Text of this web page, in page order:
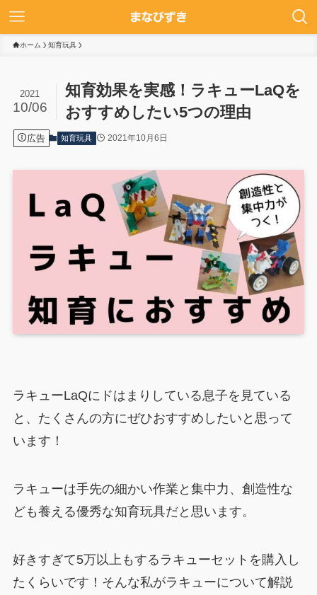
ホーム 知育玩具
知育効果を実感！ラキューLaQを
おすすめしたい5つの理由
2021
10/06
広告 知育玩具 2021年10月6日
ラキューLaQにドはまりしている息子を見ている
と、たくさんの方にぜひおすすめしたいと思って
います！
ラキューは手先の細かい作業と集中力、創造性な
ども養える優秀な知育玩具だと思います。
好きすぎて5万以上もするラキューセットを購入し
たくらいです！そんな私がラキューについて解説